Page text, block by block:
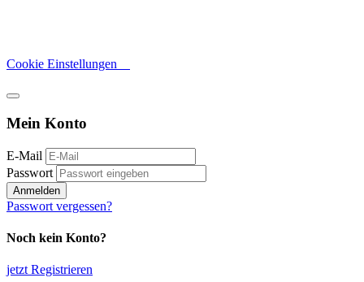
Cookie Einstellungen
Mein Konto
E-Mail
Passwort
Anmelden
Passwort vergessen?
Noch kein Konto?
jetzt Registrieren